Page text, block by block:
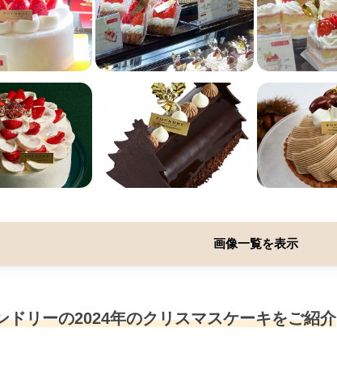
画像一覧を表示
ドリーの2024年のクリスマスケーキをご紹介